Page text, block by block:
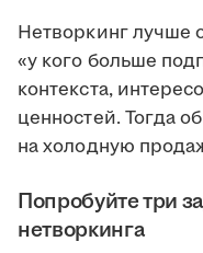
Нетворкинг лучше
«у кого больше
контекста,
ценностей. Тогда
на холодную
Попробуйте три
нетворкинга